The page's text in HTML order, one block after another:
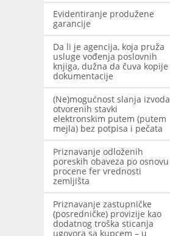
Evidentiranje produžene
garancije
Da li je agencija, koja pruža
usluge vođenja poslovnih
knjiga, dužna da čuva kopije
dokumentacije
(Ne)mogućnost slanja izvoda
otvorenih stavki
elektronskim putem (putem
mejla) bez potpisa i pečata
Priznavanje odloženih
poreskih obaveza po osnovu
procene fer vrednosti
zemljišta
Priznavanje zastupničke
(posredničke) provizije kao
dodatnog troška sticanja
ugovora sa kupcem – u